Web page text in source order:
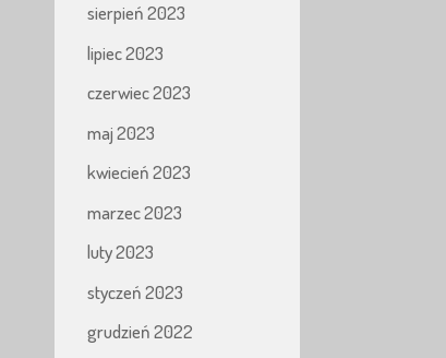
sierpień 2023
lipiec 2023
czerwiec 2023
maj 2023
kwiecień 2023
marzec 2023
luty 2023
styczeń 2023
grudzień 2022